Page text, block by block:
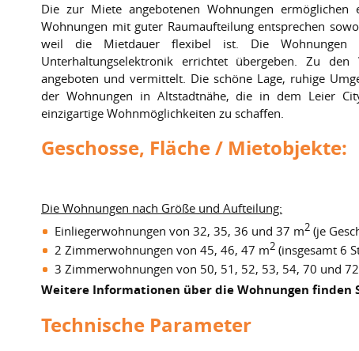
Die zur Miete angebotenen Wohnungen
Wohnungen mit guter Raumaufteilung entsprechen
weil die Mietdauer flexibel ist. Die Wohnungen
Unterhaltungselektronik errichtet übergeben. Zu
angeboten und vermittelt. Die schöne Lage, ruhige
der Wohnungen in Altstadtnähe, die in dem Leier
einzigartige Wohnmöglichkeiten zu schaffen.
Geschosse, Fläche / Mietobjekte:
Die Wohnungen nach Größe und Aufteilung:
Einliegerwohnungen von 32, 35, 36 und 37 m2 (je
2 Zimmerwohnungen von 45, 46, 47 m2 (insgesamt 6
3 Zimmerwohnungen von 50, 51, 52, 53, 54, 70 und
Weitere Informationen über die Wohnungen finden
Technische Parameter